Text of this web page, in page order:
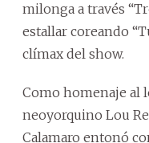
milonga a través
estallar coreando
clímax del show.
Como homenaje al
neoyorquino Lou
Calamaro entonó